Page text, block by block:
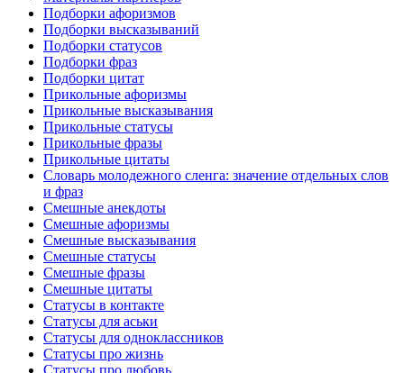
Подборки афоризмов
Подборки высказываний
Подборки статусов
Подборки фраз
Подборки цитат
Прикольные афоризмы
Прикольные высказывания
Прикольные статусы
Прикольные фразы
Прикольные цитаты
Словарь молодежного сленга: значение отдельных слов
и фраз
Смешные анекдоты
Смешные афоризмы
Смешные высказывания
Смешные статусы
Смешные фразы
Смешные цитаты
Статусы в контакте
Статусы для аськи
Статусы для одноклассников
Статусы про жизнь
Статусы про любовь